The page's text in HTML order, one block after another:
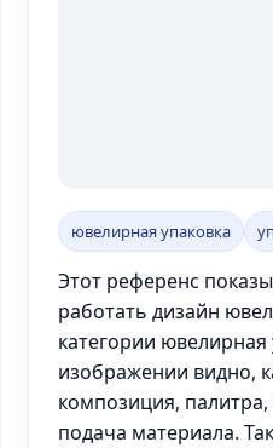
ювелирная упаковка
Этот референс
работать дизайн
категории ювелирная
изображении видно,
композиция,
подача материала.